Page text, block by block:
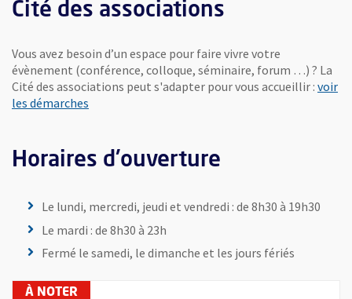
, Ouvre une nouvelle fenêtre
Hall de la Cité des associations
, Ouvre une nouvelle fenêtre
Cité des associations
Vous avez besoin d’un espace pour faire vivre votre
évènement (conférence, colloque, séminaire, forum …) ? La
Cité des associations peut s'adapter pour vous accueillir : voir
les démarches
Horaires d'ouverture
Le lundi, mercredi, jeudi et vendredi : de 8h30 à 19h30
Le mardi : de 8h30 à 23h
Fermé le samedi, le dimanche et les jours fériés